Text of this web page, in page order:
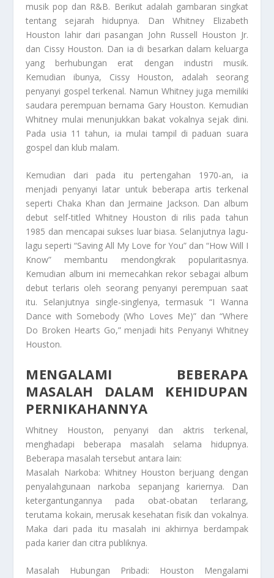
musik pop dan R&B. Berikut adalah gambaran singkat
tentang sejarah hidupnya. Dan Whitney Elizabeth
Houston lahir dari pasangan John Russell Houston Jr.
dan Cissy Houston. Dan ia di besarkan dalam keluarga
yang berhubungan erat dengan industri musik.
Kemudian ibunya, Cissy Houston, adalah seorang
penyanyi gospel terkenal. Namun Whitney juga memiliki
saudara perempuan bernama Gary Houston. Kemudian
Whitney mulai menunjukkan bakat vokalnya sejak dini.
Pada usia 11 tahun, ia mulai tampil di paduan suara
gospel dan klub malam.
Kemudian dari pada itu pertengahan 1970-an, ia
menjadi penyanyi latar untuk beberapa artis terkenal
seperti Chaka Khan dan Jermaine Jackson. Dan album
debut self-titled Whitney Houston di rilis pada tahun
1985 dan mencapai sukses luar biasa. Selanjutnya lagu-
lagu seperti “Saving All My Love for You” dan “How Will I
Know” membantu mendongkrak popularitasnya.
Kemudian album ini memecahkan rekor sebagai album
debut terlaris oleh seorang penyanyi perempuan saat
itu. Selanjutnya single-singlenya, termasuk “I Wanna
Dance with Somebody (Who Loves Me)” dan “Where
Do Broken Hearts Go,” menjadi hits Penyanyi Whitney
Houston.
MENGALAMI BEBERAPA
MASALAH DALAM KEHIDUPAN
PERNIKAHANNYA
Whitney Houston, penyanyi dan aktris terkenal,
menghadapi beberapa masalah selama hidupnya.
Beberapa masalah tersebut antara lain:
Masalah Narkoba: Whitney Houston berjuang dengan
penyalahgunaan narkoba sepanjang kariernya. Dan
ketergantungannya pada obat-obatan terlarang,
terutama kokain, merusak kesehatan fisik dan vokalnya.
Maka dari pada itu masalah ini akhirnya berdampak
pada karier dan citra publiknya.
Masalah Hubungan Pribadi: Houston Mengalami